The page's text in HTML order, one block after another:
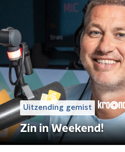
Uitzending gemist
Zin in Weekend!